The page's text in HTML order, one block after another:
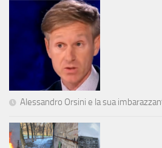
Alessandro Orsini e la sua